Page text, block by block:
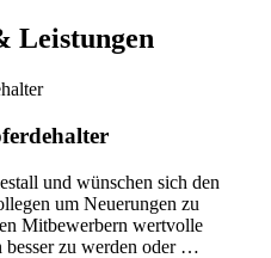
Leistungen
und wünschen sich den
um Neuerungen zu
Mitbewerbern wertvolle
besser zu werden oder …